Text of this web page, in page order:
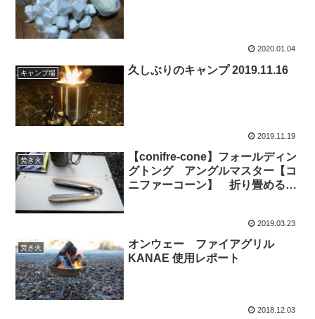
2020.01.04
キャンプ場 久しぶりのキャンプ 2019.11.16
2019.11.19
焚き火
【conifre-cone】フォールディン
グトング アングルマスター【コ
ニファーコーン】 折り畳めるト
2019.03.23
焚き火
オンウェー ファイアグリル
KANAE 使用レポート
2018.12.03